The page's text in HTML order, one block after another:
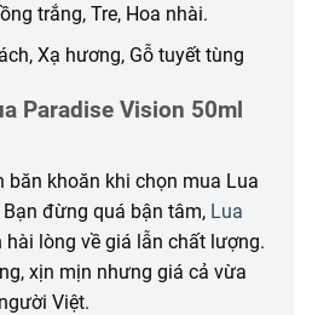
trắng, Tre, Hoa nhài.
Xạ hương, Gỗ tuyết tùng
Paradise Vision 50ml
khoăn khi chọn mua Lua
đừng quá bận tâm, Lua
hài lòng về giá lẫn chất lượng.
xịn mịn nhưng giá cả vừa
Việt.